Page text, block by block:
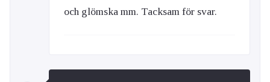
och glömska mm. Tacksam för svar.